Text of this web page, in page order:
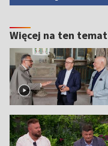
Więcej na ten temat